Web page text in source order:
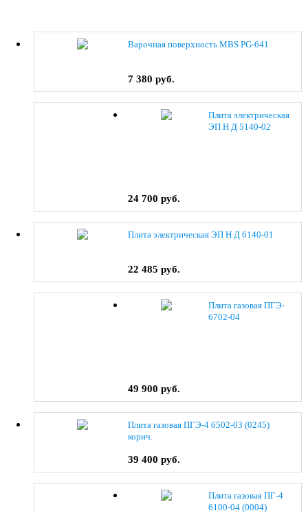
Варочная поверхность MBS PG-641
7 380 руб.
Плита электрическая
ЭП Н Д 5140-02
24 700 руб.
Плита электрическая ЭП Н Д 6140-01
22 485 руб.
Плита газовая ПГЭ-
6702-04
49 900 руб.
Плита газовая ПГЭ-4 6502-03 (0245)
корич.
39 400 руб.
Плита газовая ПГ-4
6100-04 (0004)